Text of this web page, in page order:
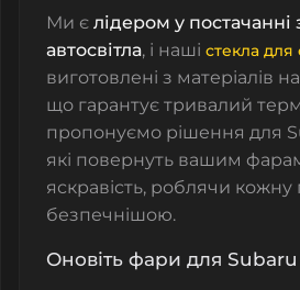
Ми є лідером у постачанні
автосвітла, і наші стекла для
виготовлені з матеріалів
що гарантує тривалий
пропонуємо рішення для
які повернуть вашим фарам
яскравість, роблячи кожну
безпечнішою.
Оновіть фари для